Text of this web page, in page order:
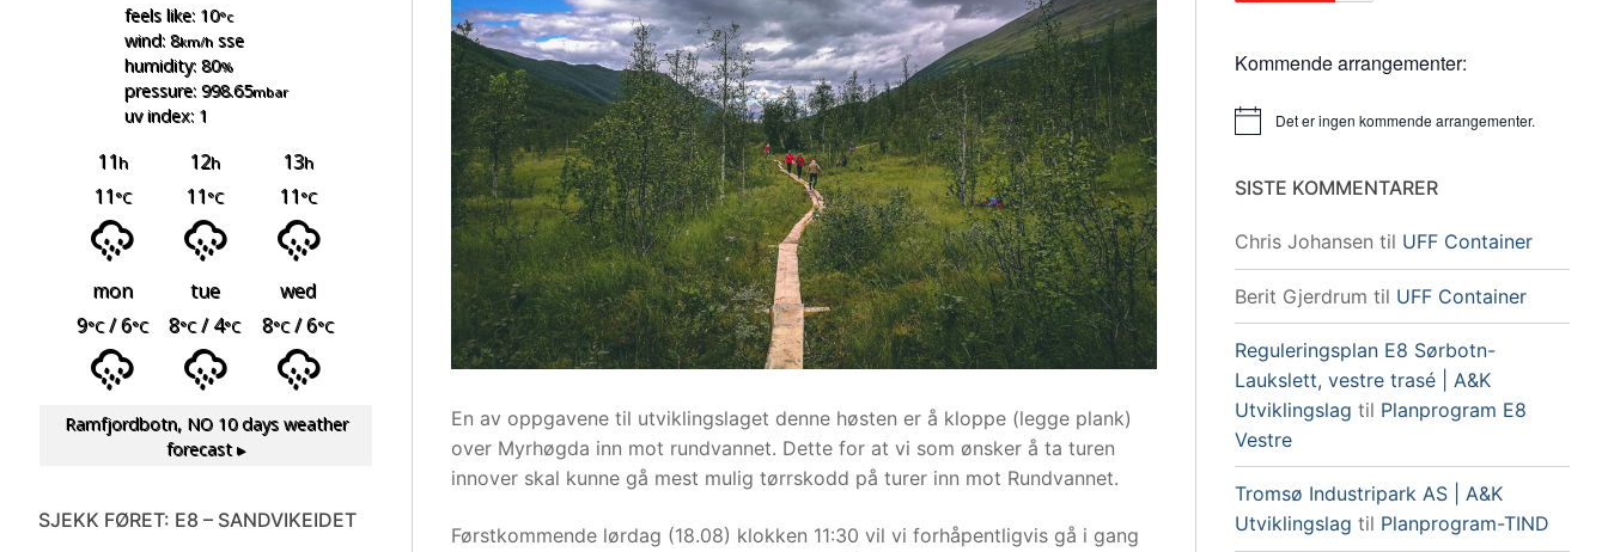
En av oppgavene til utviklingslaget denne høsten er å kloppe (legge plank)
over Myrhøgda inn mot rundvannet. Dette for at vi som ønsker å ta turen
innover skal kunne gå mest mulig tørrskodd på turer inn mot Rundvannet.
Førstkommende lørdag (18.08) klokken 11:30 vil vi forhåpentligvis gå i gang
Kommende arrangementer:
MerknadDet er ingen kommende arrangementer.
SISTE KOMMENTARER
Chris Johansen til UFF Container
Berit Gjerdrum til UFF Container
Reguleringsplan E8 Sørbotn-
Laukslett, vestre trasé | A&K
Utviklingslag til Planprogram E8
Vestre
Tromsø Industripark AS | A&K
Utviklingslag til Planprogram-TIND
feels like: 10°c
wind: 8km/hsse
humidity: 80%
pressure: 998.65mbar
uv index: 1
11h 12h 13h
11°C 11°C 11°C
mon tue
wed
9°C/ 6°C 8°C/ 4°C 8°C/ 6°C
Ramfjordbotn, NO10 days weather
forecast ▸
SJEKK FØRET: E8 – SANDVIKEIDET